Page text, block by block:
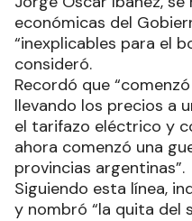
económicas del
“inexplicables para el
consideró.
Recordó que
llevando los precios a
el tarifazo eléctrico y
ahora comenzó una
provincias argentinas”.
Siguiendo esta línea,
y nombró “la quita del